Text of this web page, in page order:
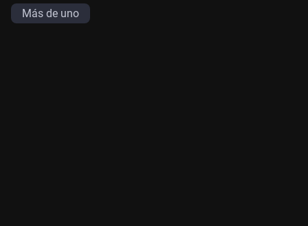
Más de uno